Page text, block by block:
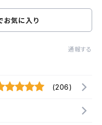
お気に入り
通報する
(206)